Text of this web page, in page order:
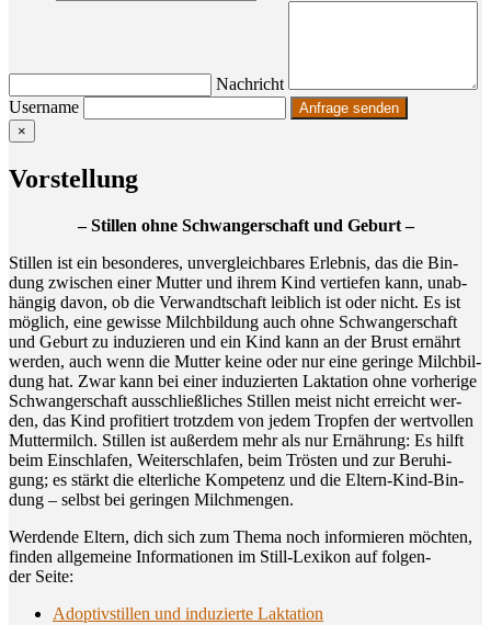
Nachricht
Username
×
Vor­stel­lung
– Stil­len ohne Schwan­ger­schaft und Geburt –
Stil­len ist ein beson­de­res, unver­gleich­ba­res Erleb­nis, das die Bin­
dung zwi­schen einer Mut­ter und ihrem Kind ver­tie­fen kann, unab­
hän­gig davon, ob die Ver­wandt­schaft leib­lich ist oder nicht. Es ist
mög­lich, eine gewis­se Milch­bil­dung auch ohne Schwan­ger­schaft
und Geburt zu indu­zie­ren und ein Kind kann an der Brust ernährt
wer­den, auch wenn die Mut­ter kei­ne oder nur eine gerin­ge Milch­bil­
dung hat. Zwar kann bei einer indu­zier­ten Lak­ta­ti­on ohne vor­he­ri­ge
Schwan­ger­schaft aus­schließ­li­ches Stil­len meist nicht erreicht wer­
den, das Kind pro­fi­tiert trotz­dem von jedem Trop­fen der wert­vol­len
Mut­ter­milch. Stil­len ist außer­dem mehr als nur Ernäh­rung: Es hilft
beim Ein­schla­fen, Wei­ter­schla­fen, beim Trös­ten und zur Beru­hi­
gung; es stärkt die elter­li­che Kom­pe­tenz und die Eltern-Kind-Bin­
dung – selbst bei gerin­gen Milchmengen.
Wer­den­de Eltern, dich sich zum The­ma noch infor­mie­ren möch­ten,
fin­den all­ge­mei­ne Infor­ma­tio­nen im Still-Lexi­kon auf fol­gen­
der Seite:
Adop­tivstil­len und indu­zier­te Laktation